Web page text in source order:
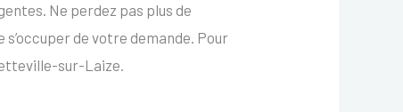
Ne perdez pas plus de
de votre demande. Pour
sur-Laize.